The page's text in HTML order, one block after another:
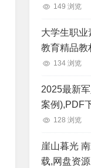
149 浏览
大学生职业
教育精品教
134 浏览
2025最新
案例),PDF
128 浏览
崖山暮光
载,网盘资源